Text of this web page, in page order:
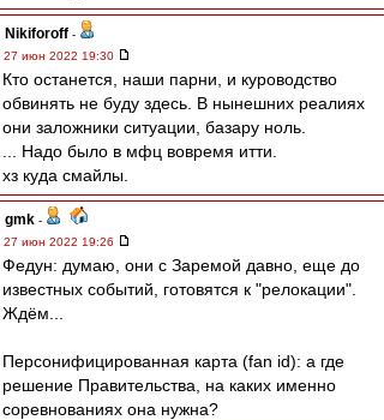
Nikiforoff -
27 июн 2022 19:30
Кто останется, наши парни, и куроводство
обвинять не буду здесь. В нынешних реалиях
они заложники ситуации, базару ноль.
... Надо было в мфц вовремя итти.
хз куда смайлы.
gmk -
27 июн 2022 19:26
Федун: думаю, они с Заремой давно, еще до
известных событий, готовятся к "релокации".
Ждём...
Персонифицированная карта (fan id): а где
решение Правительства, на каких именно
соревнованиях она нужна?